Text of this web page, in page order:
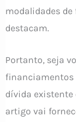
modalidades
destacam.
Portanto, seja
financiamentos
dívida existente
artigo vai